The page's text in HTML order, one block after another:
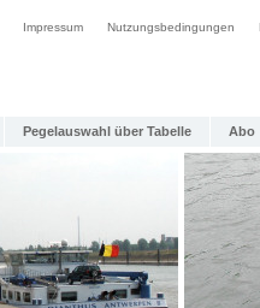
Impressum Nutzungsbedingungen
Pegelauswahl über Tabelle Abo